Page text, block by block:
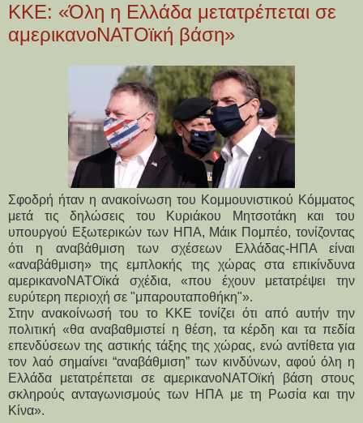
ΚΚΕ: «Όλη η Ελλάδα μετατρέπεται σε
αμερικανοΝΑΤΟϊκή βάση»
Σφοδρή ήταν η ανακοίνωση του Κομμουνιστικού Κόμματος
μετά τιςδηλώσεις του Κυριάκου Μητσοτάκη και του
υπουργού Εξωτερικών των ΗΠΑ, Μάικ Πομπέο, τονίζοντας
ότι η αναβάθμιση των σχέσεων Ελλάδας-ΗΠΑ είναι
«αναβάθμιση» της εμπλοκής της χώρας στα επικίνδυνα
αμερικανοΝΑΤΟϊκά σχέδια, «που έχουν μετατρέψει την
ευρύτερη περιοχή σε "μπαρουταποθήκη"».
Στην ανακοίνωσή του το ΚΚΕ τονίζει ότι από αυτήν την
πολιτική «θα αναβαθμιστεί η θέση, τα κέρδη και τα πεδία
επενδύσεων της αστικής τάξης της χώρας, ενώ αντίθετα για
τον λαό σημαίνει “αναβάθμιση” των κινδύνων, αφού όλη η
Ελλάδα μετατρέπεται σε αμερικανοΝΑΤΟϊκή βάση στους
σκληρούς ανταγωνισμούς των ΗΠΑ με τη Ρωσία και την
Κίνα».